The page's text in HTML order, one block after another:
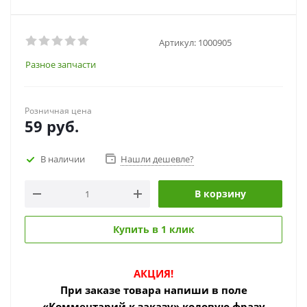
Артикул: 1000905
Разное запчасти
Розничная цена
59 руб.
В наличии Нашли дешевле?
В корзину
Купить в 1 клик
АКЦИЯ!
При заказе товара напиши в поле